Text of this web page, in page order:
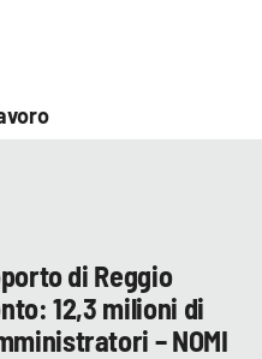
di Reggio
12,3 milioni di
– NOMI